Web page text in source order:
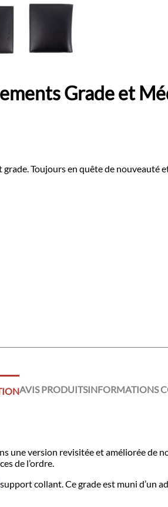
Grade et
Toujours en quête de
AVIS PRODUITSINFORMATIONS
une version revisitée et améliorée
de l’ordre.
support collant. Ce grade est muni d’un